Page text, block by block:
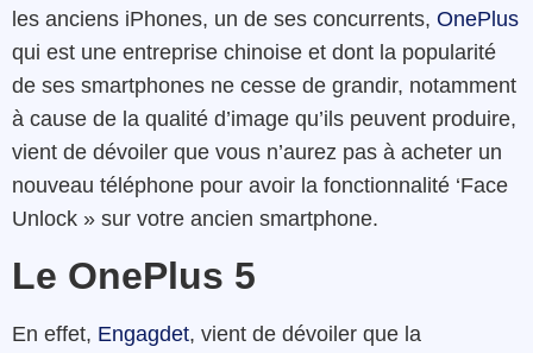
les anciens iPhones, un de ses concurrents, OnePlus
qui est une entreprise chinoise et dont la popularité
de ses smartphones ne cesse de grandir, notamment
à cause de la qualité d’image qu’ils peuvent produire,
vient de dévoiler que vous n’aurez pas à acheter un
nouveau téléphone pour avoir la fonctionnalité ‘Face
Unlock » sur votre ancien smartphone.
Le OnePlus 5
En effet, Engagdet, vient de dévoiler que la